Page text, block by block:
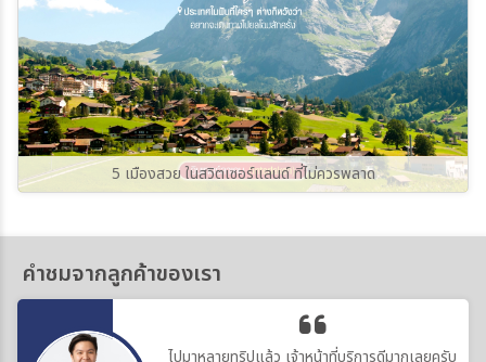
5 เมืองสวย ในสวิตเซอร์แลนด์ ที่ไม่ควรพลาด
คำชมจากลูกค้าของเรา
ไปมาหลายทริปแล้ว เจ้าหน้าที่บริการดีมากเลยครับ